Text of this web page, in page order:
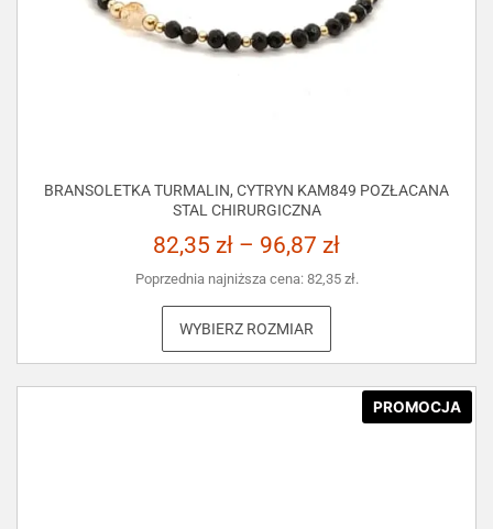
BRANSOLETKA TURMALIN, CYTRYN KAM849 POZŁACANA
STAL CHIRURGICZNA
82,35 zł – 96,87 zł
Poprzednia najniższa cena: 82,35 zł.
WYBIERZ ROZMIAR
PROMOCJA